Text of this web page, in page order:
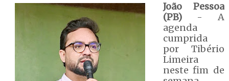
João Pessoa
(PB)- A
agenda
cumprida
por Tibério
Limeira
neste fim de